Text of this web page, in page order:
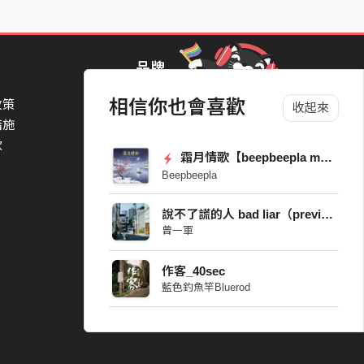
相信你也會喜歡 收起來
霜月情歌【beepbeepla music】
Beepbeepla
說不了謊的人 bad liar（preview）
曾一軍
作客_40sec
藍色釣魚竿Bluerod
策
施
品牌
StreetVoice Awards 街聲音樂獎
Blow 吹音樂
Packer 派歌
SimpleLife 簡單生活節
ParkPark Carnival
一起比 YEAH 吧